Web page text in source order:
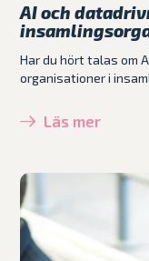
AI och
Har du hört talas om
organisationer i
Läs mer